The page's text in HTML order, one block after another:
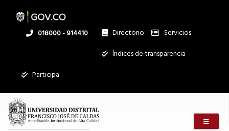
Convocatoria
para
ponencias
en
contenido
Linea
018000 - 914410 Directorio
Institucional
Servicios
Índices de transparencia
Participa